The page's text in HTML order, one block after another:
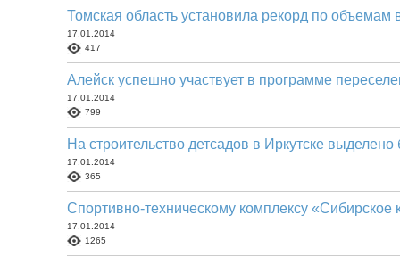
Томская область установила рекорд по объемам
17.01.2014
417
Алейск успешно участвует в программе
17.01.2014
799
На строительство детсадов в Иркутске
17.01.2014
365
Спортивно-техническому комплексу «Сибирское
17.01.2014
1265